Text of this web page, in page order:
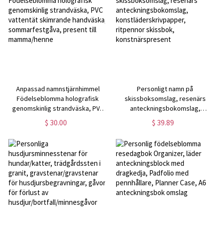
Anpassad namnstjärnhimmel
Födelseblomma holografisk
genomskinlig strandväska, PVC
vattentät skimrande handväska,
sommarfestgåva, present till
$ 30.00
Personligt namn på
skissboksomslag, resenärs
anteckningsbokomslag,
konstläderskrivpapper, ritpennor
skissbok, konstnärspresent
$ 39.89